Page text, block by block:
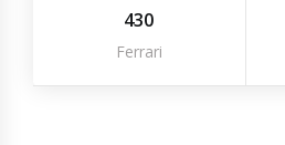
430
Ferrari